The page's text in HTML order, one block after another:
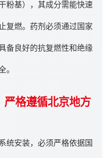
粉基），其成分需能快速
复燃。药剂必须通过国家
备良好的抗复燃性和绝缘
。
严格遵循北京地方
统安装，必须严格依据国